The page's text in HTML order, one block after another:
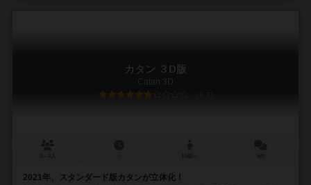
カタン ３D版
Catan 3D
6.7
2021年、スタンダード版カタンが立体化！